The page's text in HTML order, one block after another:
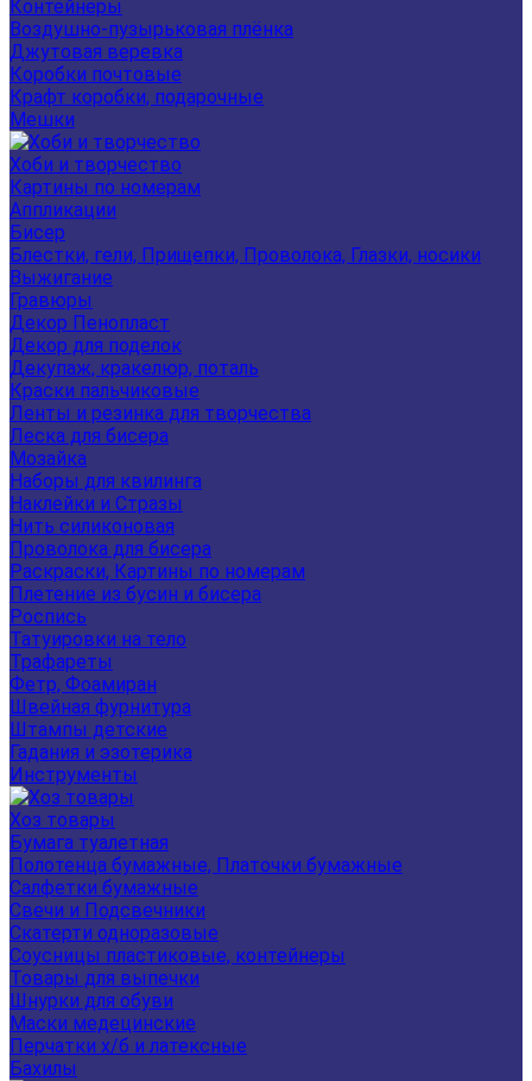
Контейнеры
Воздушно-пузырьковая плёнка
Джутовая веревка
Коробки почтовые
Крафт коробки, подарочные
Мешки
Хоби и творчество
Картины по номерам
Аппликации
Бисер
Блестки, гели, Прищепки, Проволока, Глазки, носики
Выжигание
Гравюры
Декор Пенопласт
Декор для поделок
Декупаж, кракелюр, поталь
Краски пальчиковые
Ленты и резинка для творчества
Леска для бисера
Мозайка
Наборы для квилинга
Наклейки и Стразы
Нить силиконовая
Проволока для бисера
Раскраски, Картины по номерам
Плетение из бусин и бисера
Роспись
Татуировки на тело
Трафареты
Фетр, Фоамиран
Швейная фурнитура
Штампы детские
Гадания и эзотерика
Инструменты
Хоз товары
Бумага туалетная
Полотенца бумажные, Платочки бумажные
Салфетки бумажные
Свечи и Подсвечники
Скатерти одноразовые
Соусницы пластиковые, контейнеры
Товары для выпечки
Шнурки для обуви
Маски медецинские
Перчатки х/б и латексные
Бахилы